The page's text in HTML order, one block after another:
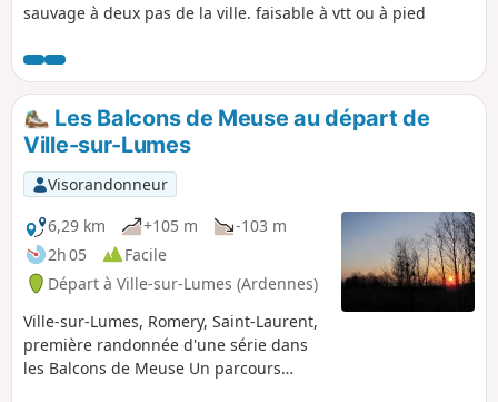
sauvage à deux pas de la ville. faisable à vtt ou à pied
Les Balcons de Meuse au départ de
Ville-sur-Lumes
Visorandonneur
6,29 km
+105 m
-103 m
2h 05
Facile
Départ à Ville-sur-Lumes (Ardennes)
Ville-sur-Lumes, Romery, Saint-Laurent,
première randonnée d'une série dans
les Balcons de Meuse Un parcours